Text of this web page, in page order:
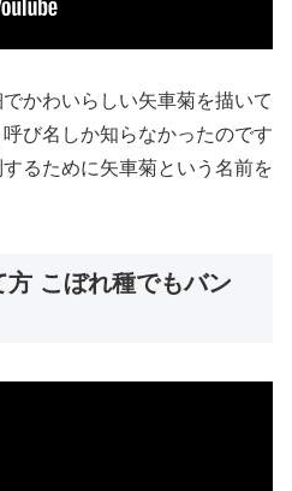
かわいらしい矢車菊を描いて
び名しか知らなかったのです
るために矢車菊という名前を
こぼれ種でもバン